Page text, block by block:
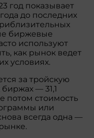
год показывает
до последних
биржевые
используют
как рынок ведет
условиях.
за тройскую
— 31,1
потом стоимость
или
всегда одна —